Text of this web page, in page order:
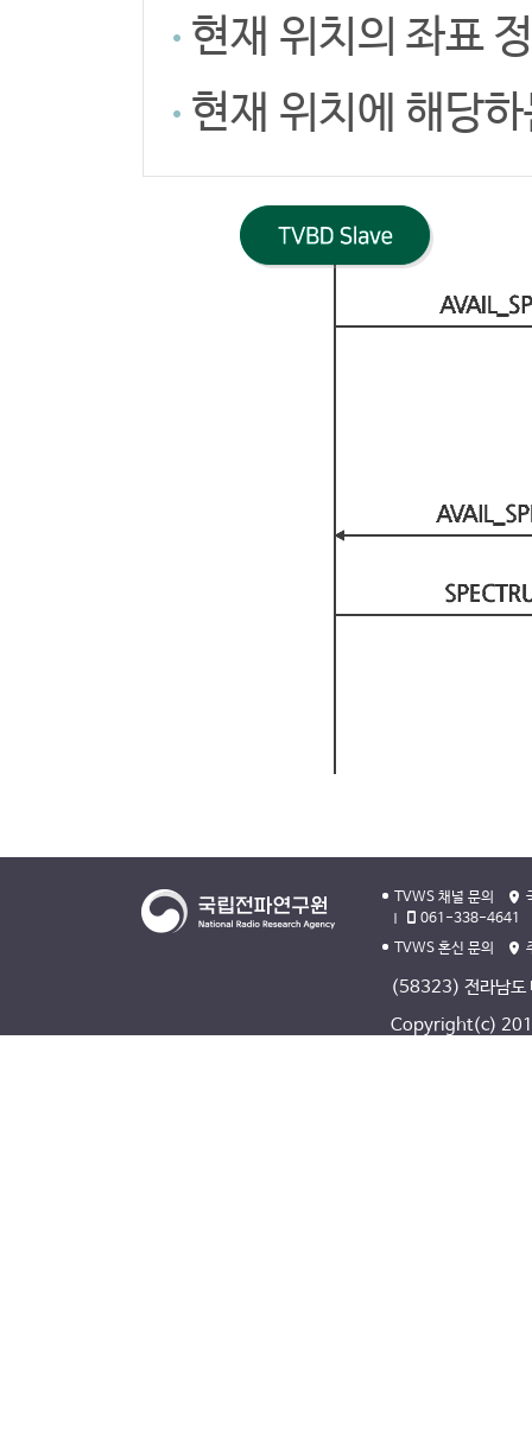
현재 위치의 좌표
현재 위치에 해당
TVWS 채널 문의
061-338-4641
TVWS 혼신 문의
(58323) 전라남도
Copyright(c)